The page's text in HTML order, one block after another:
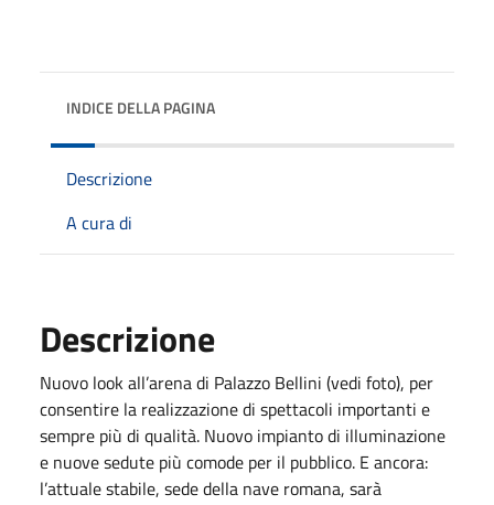
INDICE DELLA PAGINA
Descrizione
A cura di
Descrizione
Nuovo look all’arena di Palazzo Bellini (vedi foto), per
consentire la realizzazione di spettacoli importanti e
sempre più di qualità. Nuovo impianto di illuminazione
e nuove sedute più comode per il pubblico. E ancora:
l’attuale stabile, sede della nave romana, sarà